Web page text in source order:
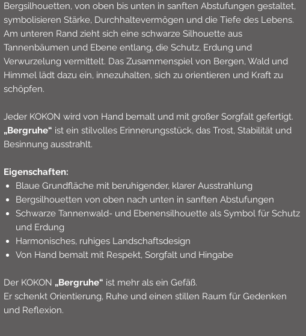
Bergsilhouetten, von oben bis unten in sanften Abstufungen gestaltet,
symbolisieren Stärke, Durchhaltevermögen und die Tiefe des Lebens.
Am unteren Rand zieht sich eine schwarze Silhouette aus
Tannenbäumen und Ebene entlang, die Schutz, Erdung und
Verwurzelung vermittelt. Das Zusammenspiel von Bergen, Wald und
Himmel lädt dazu ein, innezuhalten, sich zu orientieren und Kraft zu
schöpfen.
Jeder KOKON wird von Hand bemalt und mit großer Sorgfalt gefertigt.
„Bergruhe“ ist ein stilvolles Erinnerungsstück, das Trost, Stabilität und
Besinnung ausstrahlt.
Eigenschaften:
Blaue Grundfläche mit beruhigender, klarer Ausstrahlung
Bergsilhouetten von oben nach unten in sanften Abstufungen
Schwarze Tannenwald- und Ebenensilhouette als Symbol für Schutz
und Erdung
Harmonisches, ruhiges Landschaftsdesign
Von Hand bemalt mit Respekt, Sorgfalt und Hingabe
Der KOKON „Bergruhe“ ist mehr als ein Gefäß.
Er schenkt Orientierung, Ruhe und einen stillen Raum für Gedenken
und Reflexion.